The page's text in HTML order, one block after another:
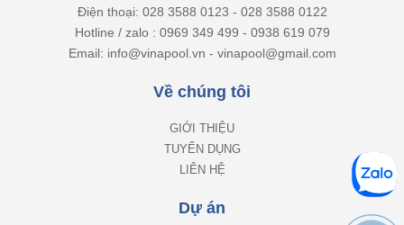
Điện thoại: 028 3588 0123 - 028 3588 0122
Hotline / zalo : 0969 349 499 - 0938 619 079
Email: info@vinapool.vn - vinapool@gmail.com
Về chúng tôi
GIỚI THIỆU
TUYỂN DỤNG
LIÊN HỆ
Dự án